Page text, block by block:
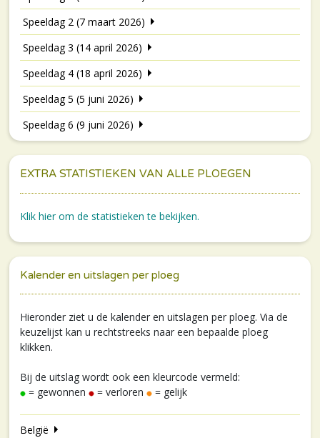
Speeldag 2 (7 maart 2026)
Speeldag 3 (14 april 2026)
Speeldag 4 (18 april 2026)
Speeldag 5 (5 juni 2026)
Speeldag 6 (9 juni 2026)
EXTRA STATISTIEKEN VAN ALLE PLOEGEN
Klik hier om de statistieken te bekijken.
Kalender en uitslagen per ploeg
Hieronder ziet u de kalender en uitslagen per ploeg. Via de
keuzelijst kan u rechtstreeks naar een bepaalde ploeg
klikken.
Bij de uitslag wordt ook een kleurcode vermeld:
= gewonnen
= verloren = gelijk
België